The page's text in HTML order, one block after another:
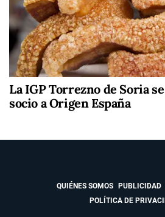
La IGP Torrezno de Soria
socio a Origen España
QUIÉNES SOMOS PUBLICIDAD
POLÍTICA DE